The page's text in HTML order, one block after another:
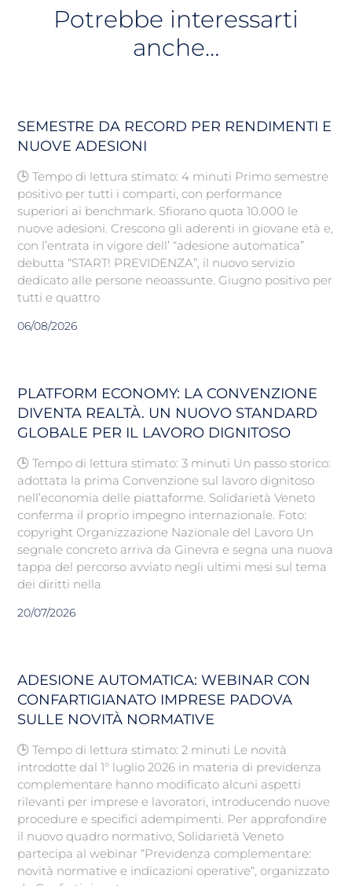
Potrebbe interessarti
anche…
SEMESTRE DA RECORD PER RENDIMENTI E
NUOVE ADESIONI
🕒 Tempo di lettura stimato: 4 minuti Primo semestre
positivo per tutti i comparti, con performance
superiori ai benchmark. Sfiorano quota 10.000 le
nuove adesioni. Crescono gli aderenti in giovane età e,
con l’entrata in vigore dell’ “adesione automatica”
debutta “START! PREVIDENZA”, il nuovo servizio
dedicato alle persone neoassunte. Giugno positivo per
tutti e quattro
06/08/2026
PLATFORM ECONOMY: LA CONVENZIONE
DIVENTA REALTÀ. UN NUOVO STANDARD
GLOBALE PER IL LAVORO DIGNITOSO
🕒 Tempo di lettura stimato: 3 minuti Un passo storico:
adottata la prima Convenzione sul lavoro dignitoso
nell’economia delle piattaforme. Solidarietà Veneto
conferma il proprio impegno internazionale. Foto:
copyright Organizzazione Nazionale del Lavoro Un
segnale concreto arriva da Ginevra e segna una nuova
tappa del percorso avviato negli ultimi mesi sul tema
dei diritti nella
20/07/2026
ADESIONE AUTOMATICA: WEBINAR CON
CONFARTIGIANATO IMPRESE PADOVA
SULLE NOVITÀ NORMATIVE
🕒 Tempo di lettura stimato: 2 minuti Le novità
introdotte dal 1° luglio 2026 in materia di previdenza
complementare hanno modificato alcuni aspetti
rilevanti per imprese e lavoratori, introducendo nuove
procedure e specifici adempimenti. Per approfondire
il nuovo quadro normativo, Solidarietà Veneto
partecipa al webinar “Previdenza complementare:
novità normative e indicazioni operative“, organizzato